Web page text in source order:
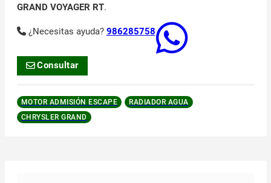
GRAND VOYAGER RT.
¿Necesitas ayuda? 986285758
Consultar
MOTOR ADMISIÓN ESCAPE
RADIADOR AGUA
CHRYSLER GRAND